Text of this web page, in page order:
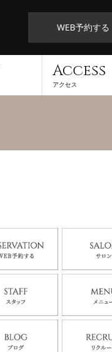
WEB予約する
Access
アクセス